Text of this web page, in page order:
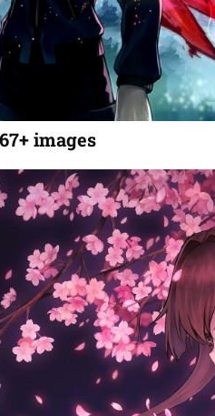
images